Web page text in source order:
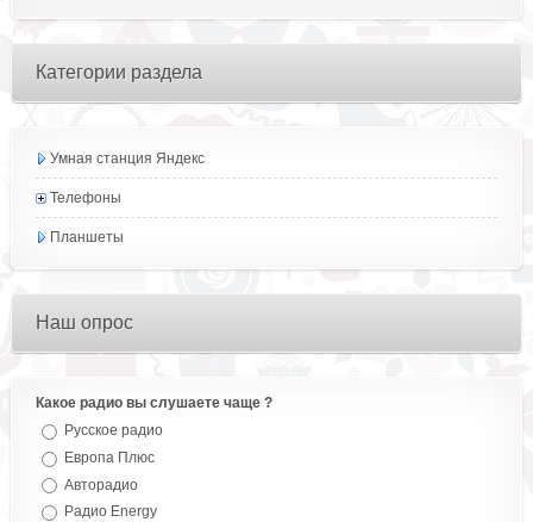
Категории раздела
Умная станция Яндекс
Телефоны
Планшеты
Наш опрос
Какое радио вы слушаете чаще ?
Русское радио
Европа Плюс
Авторадио
Радио Energy